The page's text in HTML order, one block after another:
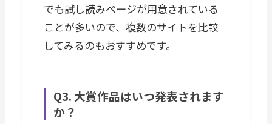
でも試し読みページが用意されている
ことが多いので、複数のサイトを比較
してみるのもおすすめです。
Q3. 大賞作品はいつ発表されます
か？